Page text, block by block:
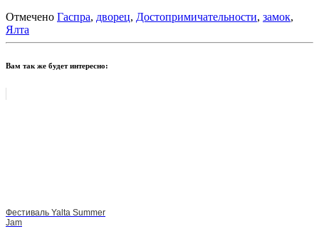
Отмечено Гаспра, дворец, Достопримичательности, замок,
Ялта
Вам так же будет интересно:
Фестиваль Yalta Summer
Jam